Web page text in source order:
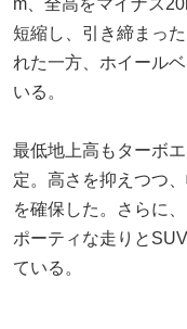
短縮し、引き締まっ
れた一方、ホイール
いる。
最低地上高もターボ
定。高さを抑えつつ
を確保した。さらに
ポーティな走りと
ている。